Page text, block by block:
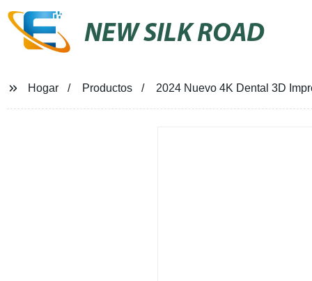
NEW SILK ROAD
Hogar Productos 2024 Nuevo 4K Dental 3D